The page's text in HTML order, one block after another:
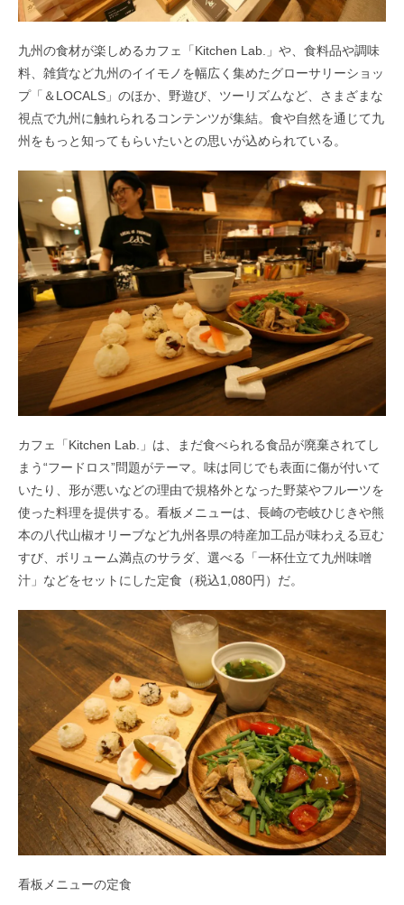
九州の食材が楽しめるカフェ「Kitchen Lab.」や、食料品や調味
料、雑貨など九州のイイモノを幅広く集めたグローサリーショッ
プ「＆LOCALS」のほか、野遊び、ツーリズムなど、さまざまな
視点で九州に触れられるコンテンツが集結。食や自然を通じて九
州をもっと知ってもらいたいとの思いが込められている。
カフェ「Kitchen Lab.」は、まだ食べられる食品が廃棄されてし
まう“フードロス”問題がテーマ。味は同じでも表面に傷が付いて
いたり、形が悪いなどの理由で規格外となった野菜やフルーツを
使った料理を提供する。看板メニューは、長崎の壱岐ひじきや熊
本の八代山椒オリーブなど九州各県の特産加工品が味わえる豆む
すび、ボリューム満点のサラダ、選べる「一杯仕立て九州味噌
汁」などをセットにした定食（税込1,080円）だ。
看板メニューの定食